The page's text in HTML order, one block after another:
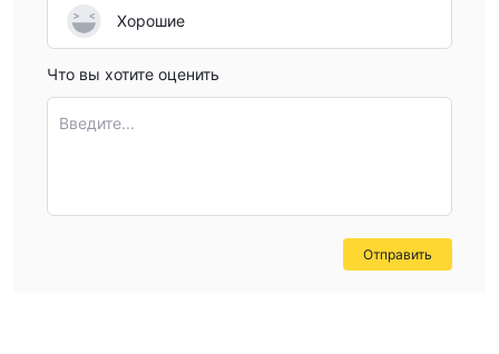
Хорошие
Что вы хотите оценить
Введите...
Отправить